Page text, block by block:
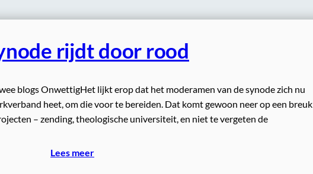
rijdt door rood
blogs OnwettigHet lijkt erop dat het moderamen van de synode zich nu
heet, om die voor te bereiden. Dat komt gewoon neer op een breuk
– zending, theologische universiteit, en niet te vergeten de
Lees meer